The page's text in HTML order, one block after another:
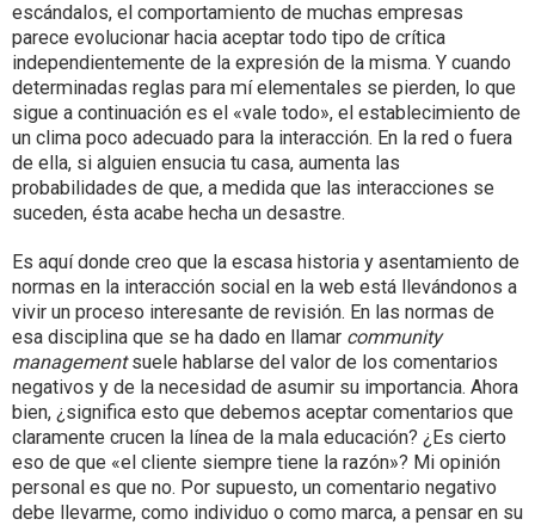
escándalos, el comportamiento de muchas empresas
parece evolucionar hacia aceptar todo tipo de crítica
independientemente de la expresión de la misma. Y cuando
determinadas reglas para mí elementales se pierden, lo que
sigue a continuación es el «vale todo», el establecimiento de
un clima poco adecuado para la interacción. En la red o fuera
de ella, si alguien ensucia tu casa, aumenta las
probabilidades de que, a medida que las interacciones se
suceden, ésta acabe hecha un desastre.
Es aquí donde creo que la escasa historia y asentamiento de
normas en la interacción social en la web está llevándonos a
vivir un proceso interesante de revisión. En las normas de
esa disciplina que se ha dado en llamar community
managementsuele hablarse del valor de los comentarios
negativos y de la necesidad de asumir su importancia. Ahora
bien, ¿significa esto que debemos aceptar comentarios que
claramente crucen la línea de la mala educación? ¿Es cierto
eso de que «el cliente siempre tiene la razón»? Mi opinión
personal es que no. Por supuesto, un comentario negativo
debe llevarme, como individuo o como marca, a pensar en su